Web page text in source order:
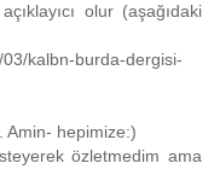
olur (aşağıdaki
kalbn-burda-dergisi-
Amin- hepimize:)
özletmedim ama